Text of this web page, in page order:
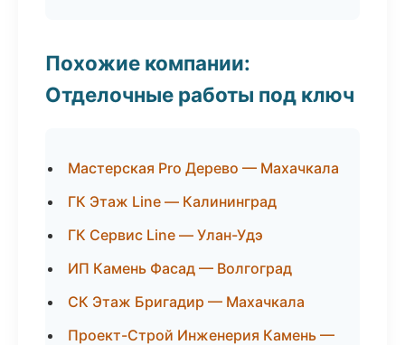
Похожие компании:
Отделочные работы под ключ
Мастерская Pro Дерево — Махачкала
ГК Этаж Line — Калининград
ГК Сервис Line — Улан-Удэ
ИП Камень Фасад — Волгоград
СК Этаж Бригадир — Махачкала
Проект-Строй Инженерия Камень —